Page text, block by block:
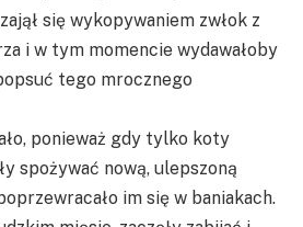
się wykopywaniem zwłok z
i w tym momencie wydawałoby
tego mrocznego
ponieważ gdy tylko koty
spożywać nową, ulepszoną
im się w baniakach.